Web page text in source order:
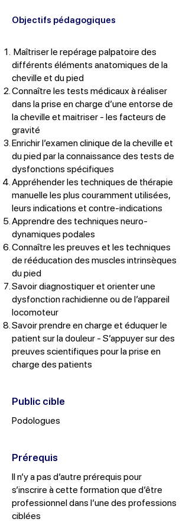
Objectifs pédagogiques
Maîtriser le repérage palpatoire des
différents éléments anatomiques de la
cheville et du pied
Connaître les tests médicaux à réaliser
dans la prise en charge d’une entorse de
la cheville et maitriser - les facteurs de
gravité
Enrichir l’examen clinique de la cheville et
du pied par la connaissance des tests de
dysfonctions spécifiques
Appréhender les techniques de thérapie
manuelle les plus couramment utilisées,
leurs indications et contre-indications
Apprendre des techniques neuro-
dynamiques podales
Connaître les preuves et les techniques
de rééducation des muscles intrinsèques
du pied
Savoir diagnostiquer et orienter une
dysfonction rachidienne ou de l’appareil
locomoteur
Savoir prendre en charge et éduquer le
patient sur la douleur - S’appuyer sur des
preuves scientifiques pour la prise en
charge des patients
Public cible
Podologues
Prérequis
Il n’y a pas d’autre prérequis pour
s’inscrire à cette formation que d’être
professionnel dans l’une des professions
ciblées